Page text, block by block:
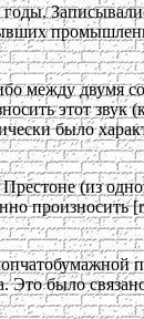
между двумя
этот звук
было
(из
произносить
Это было